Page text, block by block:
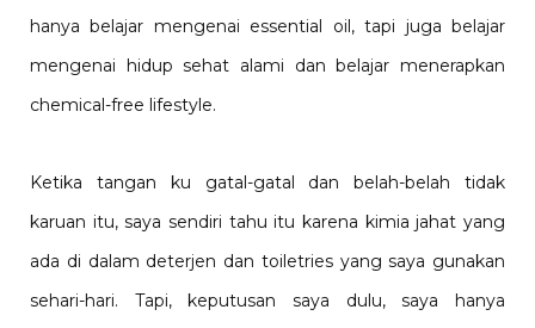
hanya belajar mengenai essential oil, tapi juga belajar
mengenai hidup sehat alami dan belajar menerapkan
chemical-free lifestyle.
Ketika tangan ku gatal-gatal dan belah-belah tidak
karuan itu, saya sendiri tahu itu karena kimia jahat yang
ada di dalam deterjen dan toiletries yang saya gunakan
sehari-hari. Tapi, keputusan saya dulu, saya hanya